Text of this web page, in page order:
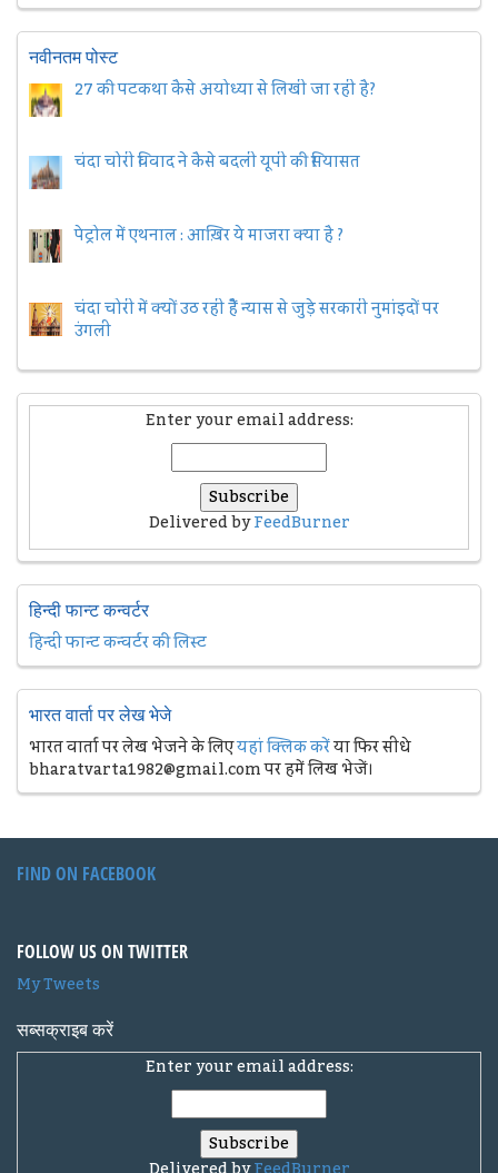
नवीनतम पोस्ट
27 की पटकथा कैसे अयोध्या से लिखी जा रही है?
चंदा चोरी विवाद ने कैसे बदली यूपी की सियासत
पेट्रोल में एथनाल : आख़िर ये माजरा क्या है ?
चंदा चोरी में क्यों उठ रही हैैं न्यास से जुड़े सरकारी नुमांइदों पर
उंगली
Enter your email address:
Delivered byFeedBurner
हिन्दी फान्ट कन्वर्टर
हिन्दी फान्ट कन्वर्टर की लिस्ट
भारत वार्ता पर लेख भेजे
भारत वार्ता पर लेख भेजने के लिएयहां क्लिक करेंया फिर सीधे
bharatvarta1982@gmail.com पर हमें लिख भेजें।
FIND ON FACEBOOK
FOLLOW US ON TWITTER
My Tweets
सब्सक्राइब करें
Enter your email address: